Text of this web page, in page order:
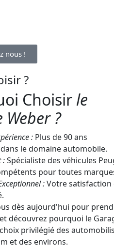
nous !
?
Choisir le
Weber ?
: Plus de 90 ans
le domaine automobile.
:Spécialiste des véhicules
pour toutes
:Votre satisfaction
dès aujourd'hui pour
découvrez pourquoi le
privilégié des
et des environs.